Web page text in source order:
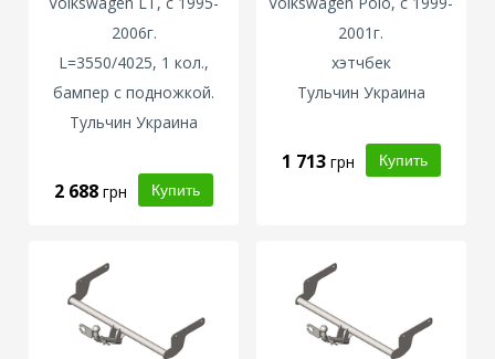
2006г.
L=3550/4025, 1 кол.,
бампер с подножкой.
Тульчин Украина
2 688грн
2001г.
хэтчбек
Тульчин Украина
1 713 грн